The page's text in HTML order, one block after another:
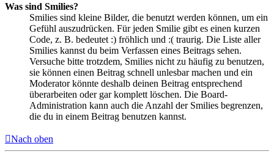
Was sind Smilies?
Smilies sind kleine Bilder, die benutzt werden können, um ein
Gefühl auszudrücken. Für jeden Smilie gibt es einen kurzen
Code, z. B. bedeutet :) fröhlich und :( traurig. Die Liste aller
Smilies kannst du beim Verfassen eines Beitrags sehen.
Versuche bitte trotzdem, Smilies nicht zu häufig zu benutzen,
sie können einen Beitrag schnell unlesbar machen und ein
Moderator könnte deshalb deinen Beitrag entsprechend
überarbeiten oder gar komplett löschen. Die Board-
Administration kann auch die Anzahl der Smilies begrenzen,
die du in einem Beitrag benutzen kannst.
Nach oben